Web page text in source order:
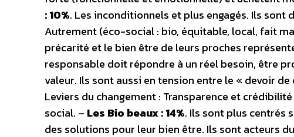
: 10%. Les inconditionnels et plus engagés. Ils
Autrement (éco-social : bio, équitable, local, fait
précarité et le bien être de leurs proches
responsable doit répondre à un réel besoin, être
valeur. Ils sont aussi en tension entre le « devoir
Leviers du changement : Transparence et
social. – Les Bio beaux : 14%. Ils sont plus centrés
des solutions pour leur bien être. Ils sont acteurs